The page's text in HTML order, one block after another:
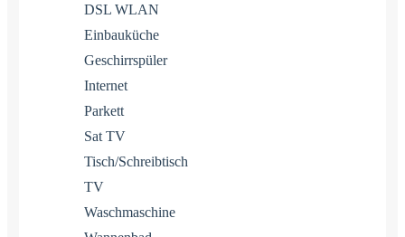
DSL WLAN
Einbauküche
Geschirrspüler
Internet
Parkett
Sat TV
Tisch/Schreibtisch
TV
Waschmaschine